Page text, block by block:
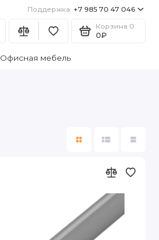
Поддержка +7 985 70 47 046
Корзина 0
0₽
Офисная мебель